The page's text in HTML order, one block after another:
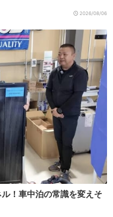
2026/08/06
！車中泊の常識を変えそ